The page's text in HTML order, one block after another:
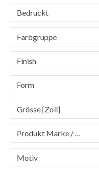
Bedruckt
Farbgruppe
Finish
Form
Grösse [Zoll]
Produkt Marke / Brand
Motiv